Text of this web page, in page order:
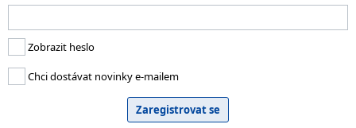
Zobrazit heslo
Chci dostávat novinky e-mailem